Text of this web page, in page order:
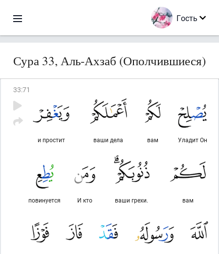
Гость
Сура 33, Аль-Ахзаб (Ополчившиеся)
33:71
Уладит Он
вам
ваши дела
и простит
вам
ваши грехи.
И кто
повинуется